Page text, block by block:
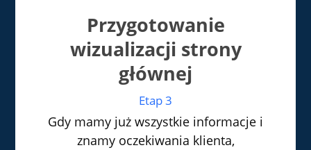
Przygotowanie
wizualizacji strony
głównej
Etap 3
Gdy mamy już wszystkie informacje i
znamy oczekiwania klienta,